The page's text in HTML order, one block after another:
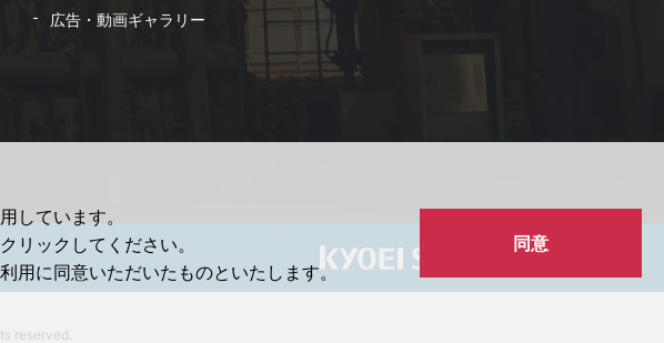
しています。
リックしてください。
用に同意いただいたものといたします。
同意
広告・動画ギャラリー
reserved.